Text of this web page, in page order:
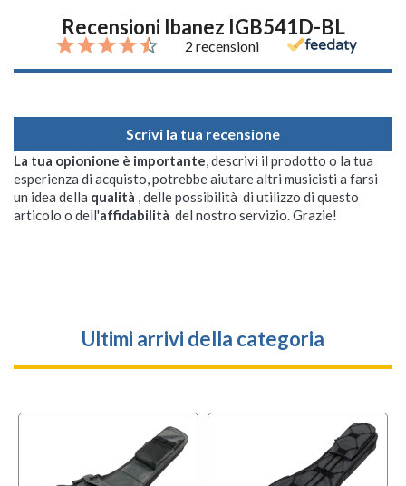
Recensioni Ibanez IGB541D-BL
2 recensioni
Scrivi la tua recensione
La tua opionione è importante, descrivi il prodotto o la tua
esperienza di acquisto, potrebbe aiutare altri musicisti a farsi
un idea della qualità , delle possibilità di utilizzo di questo
articolo o dell'affidabilità del nostro servizio. Grazie!
Ultimi arrivi della categoria